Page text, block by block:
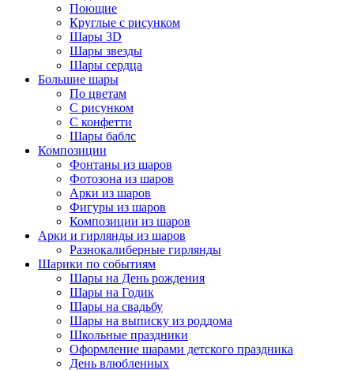
Поющие
Круглые с рисунком
Шары 3D
Шары звезды
Шары сердца
Большие шары
По цветам
С рисунком
С конфетти
Шары баблс
Композиции
Фонтаны из шаров
Фотозона из шаров
Арки из шаров
Фигуры из шаров
Композиции из шаров
Арки и гирлянды из шаров
Разнокалиберные гирлянды
Шарики по событиям
Шары на День рождения
Шары на Годик
Шары на свадьбу
Шары на выписку из роддома
Школьные праздники
Оформление шарами детского праздника
День влюбленных